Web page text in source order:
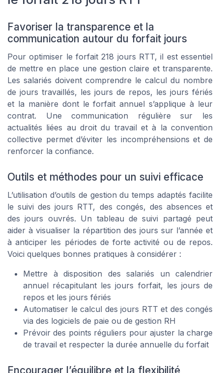
Favoriser la transparence et la
communication autour du forfait jours
Pour optimiser le forfait 218 jours RTT, il est essentiel
de mettre en place une gestion claire et transparente.
Les salariés doivent comprendre le calcul du nombre
de jours travaillés, les jours de repos, les jours fériés
et la manière dont le forfait annuel s’applique à leur
contrat. Une communication régulière sur les
actualités liées au droit du travail et à la convention
collective permet d’éviter les incompréhensions et de
renforcer la confiance.
Outils et méthodes pour un suivi efficace
L’utilisation d’outils de gestion du temps adaptés facilite
le suivi des jours RTT, des congés, des absences et
des jours ouvrés. Un tableau de suivi partagé peut
aider à visualiser la répartition des jours sur l’année et
à anticiper les périodes de forte activité ou de repos.
Voici quelques bonnes pratiques à considérer :
Mettre à disposition des salariés un calendrier
annuel récapitulant les jours forfait, les jours de
repos et les jours fériés
Automatiser le calcul des jours RTT et des congés
via des logiciels de paie ou de gestion RH
Prévoir des points réguliers pour ajuster la charge
de travail et respecter la durée annuelle du forfait
Encourager l’équilibre et la flexibilité